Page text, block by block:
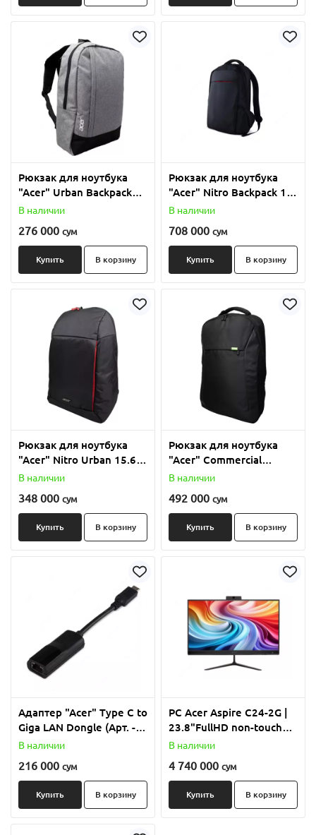
Рюкзак для ноутбука
"Acer" Urban Backpack
Grey 15.6" ABG110 (Арт. -
В наличии
276 000 сум
Купить В корзину
Рюкзак для ноутбука
"Acer" Nitro Backpack 17"
(Арт. - GP.BAG11.00Q)
В наличии
708 000 сум
Купить В корзину
Рюкзак для ноутбука
"Acer" Nitro Urban 15.6"
Black (Арт. -
В наличии
348 000 сум
Купить В корзину
Рюкзак для ноутбука
"Acer" Commercial
Backpack 17" (Арт. -
В наличии
492 000 сум
Купить В корзину
Адаптер "Acer" Type C to
Giga LAN Dongle (Арт. -
GP.CAB11.004)
В наличии
216 000 сум
Купить В корзину
PC Acer Aspire C24-2G |
23.8"FullHD non-touch
IPS 120Hz | Intel N150 |
Intel UHD Graphics |
ESHELL | 2MP FHD
cam/mic/speakers | USB
В наличии
4 740 000 сум
Купить В корзину